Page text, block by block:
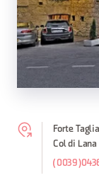
Forte
Col di Lana